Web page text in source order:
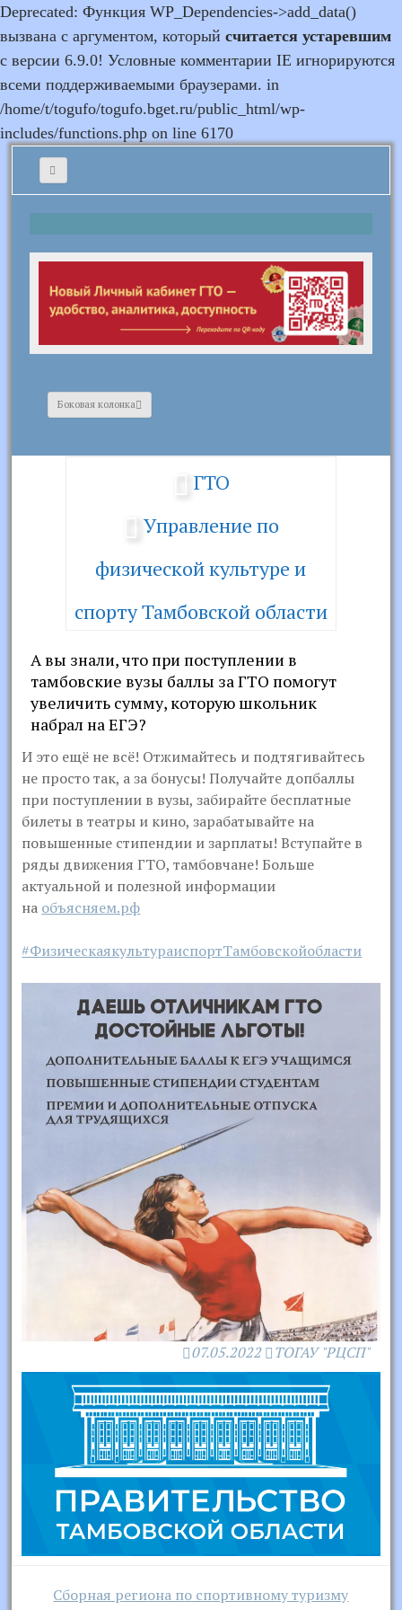
Deprecated: Функция WP_Dependencies->add_data()
вызвана с аргументом, который считается устаревшим
с версии 6.9.0! Условные комментарии IE игнорируются
всеми поддерживаемыми браузерами. in
/home/t/togufo/togufo.bget.ru/public_html/wp-
includes/functions.php on line 6170
Боковая колонка
ГТО
Управление по
физической культуре и
спорту Тамбовской области
А вы знали, что при поступлении в
тамбовские вузы баллы за ГТО помогут
увеличить сумму, которую школьник
набрал на ЕГЭ?
И это ещё не всё! Отжимайтесь и подтягивайтесь
не просто так, а за бонусы! Получайте допбаллы
при поступлении в вузы, забирайте бесплатные
билеты в театры и кино, зарабатывайте на
повышенные стипендии и зарплаты! Вступайте в
ряды движения ГТО, тамбовчане! Больше
актуальной и полезной информации
на объясняем.рф
#ФизическаякультураиспортТамбовскойобласти
07.05.2022 ТОГАУ "РЦСП"
Навигация
Сборная региона по спортивному туризму